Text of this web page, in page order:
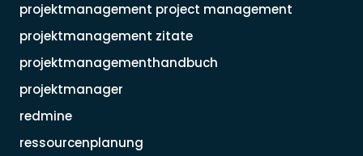
projektmanagement project management
projektmanagement zitate
projektmanagementhandbuch
projektmanager
redmine
ressourcenplanung